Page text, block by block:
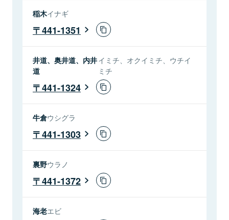
稲木イナギ
441-1351
井道、奥井道、内井
道
イミチ、オクイミチ、ウチイ
ミチ
441-1324
牛倉ウシグラ
441-1303
裏野ウラノ
441-1372
海老エビ